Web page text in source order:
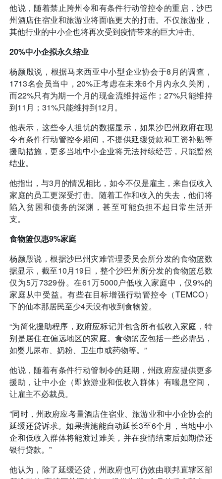
他说，随着禁止跨州令和有条件行动管控令的重启，沙巴
州酒店住宿业和旅游业将面临更大的打击。不仅旅游业，
其他行业的中小企也将再次受到疫情带来的巨大冲击。
20%中小企拟永久结业
杨颜殷说，根据马来西亚中小型企业协会于8月的调查，
1713名会员当中，20%正考虑在未来6个月内永久关闭，
而22%只有为期一个月的现金流维持运作；27%只能维持
到11月；31%只能维持到12月。
他表示，这些令人担忧的数据显示，如果沙巴州政府在现
今有条件行动管控令期间，不提供延缓贷款和工资补贴等
援助措施，更多当地中小企业将无法持续经营，只能黯然
结业。
他指出，与3月的情况相比，如今不仅是雇主，来自低收入
家庭的员工更深受打击。随着工作和收入的失去，他们将
陷入贫困和债务的深渊，甚至可能负担不起日常生活开
支。
食物篮仅惠9%家庭
杨颜殷说，根据沙巴州灾难管理委员会所分发的食物篮数
据显示，截至10月19日，整个沙巴州所分发的食物篮总数
仅为5万7329份。在61万5000户低收入家庭中，仅9%的
家庭从中受益。有些在目标增强行动管控令（TEMCO）
下的仙本那居民至少4天没有收到食物篮。
“为简化援助程序，政府应标记并包含所有低收入家庭，特
别是居住在偏远地区的家庭。食物篮应包括一些必需品，
如婴儿尿布、奶粉、卫生巾或药物等。”
他说，随着有条件行动管制令的延期，州政府应提供更多
援助，让中小企（即旅游业和低收入群体）有喘息空间，
让雇主不必裁员。
“同时，州政府应考量酒店住宿业、旅游业和中小企协会的
延缓还贷诉求。如果措施能自动延长3至6个月，当地中小
企和低收入群体将能渡过难关，并在疫情结束后如期偿还
银行贷款。”
他认为，除了延缓还贷，州政府也可仿效由联邦直辖区部